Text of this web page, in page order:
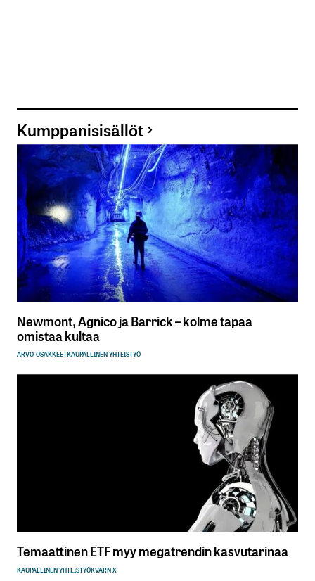
Kumppanisisällöt
Newmont, Agnico ja Barrick – kolme tapaa
omistaa kultaa
ARVO-OSAKKEETKAUPALLINEN YHTEISTYÖ
Temaattinen ETF myy megatrendin kasvutarinaa
KAUPALLINEN YHTEISTYÖKVARN X